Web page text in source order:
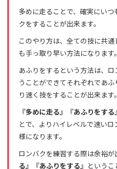
多めに走ることで、確実にい
クをすることが出来ます。
このやり方は、全ての技に共
も手っ取り早い方法になります。
あふりをするという方法は、
うことができてそれぞれであ
り速く技をすることが出来ます。
『多めに走る』『あふりをする』
とで、よりハイレベルで速い
様になります。
ロンバクを練習する際は余裕が
る』『あふりをする』 という